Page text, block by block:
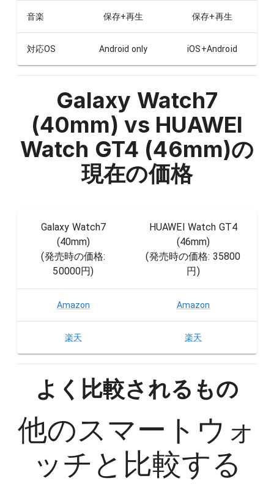
音楽 保存+再生 保存+再生
対応OS Android only iOS+Android
Galaxy Watch7
(40mm) vs HUAWEI
Watch GT4 (46mm)の
現在の価格
Galaxy Watch7
(40mm)
(発売時の価格:
50000円)
HUAWEI Watch GT4
(46mm)
(発売時の価格: 35800
円)
Amazon Amazon
楽天 楽天
よく比較されるもの
他のスマートウォ
ッチ と比較する